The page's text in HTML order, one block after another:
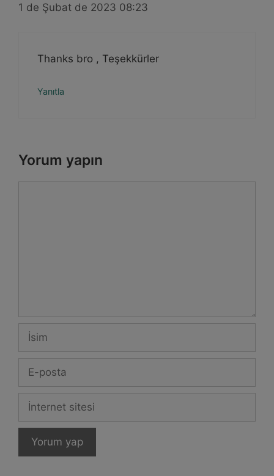
1 de Şubat de 2023 08:23
Thanks bro , Teşekkürler
Yanıtla
Yorum yapın
İsim
İnternet